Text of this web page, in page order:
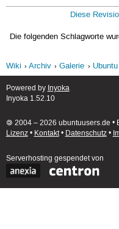
Diese
Die folgenden Schlagworte
Wiki
Archiv Galerie Ubuntu
Powered by Inyoka
Inyoka 1.52.10
🄯 2004 – 2026 ubuntuusers.de •
Lizenz• Kontakt• Datenschutz•
Serverhosting gespendet von